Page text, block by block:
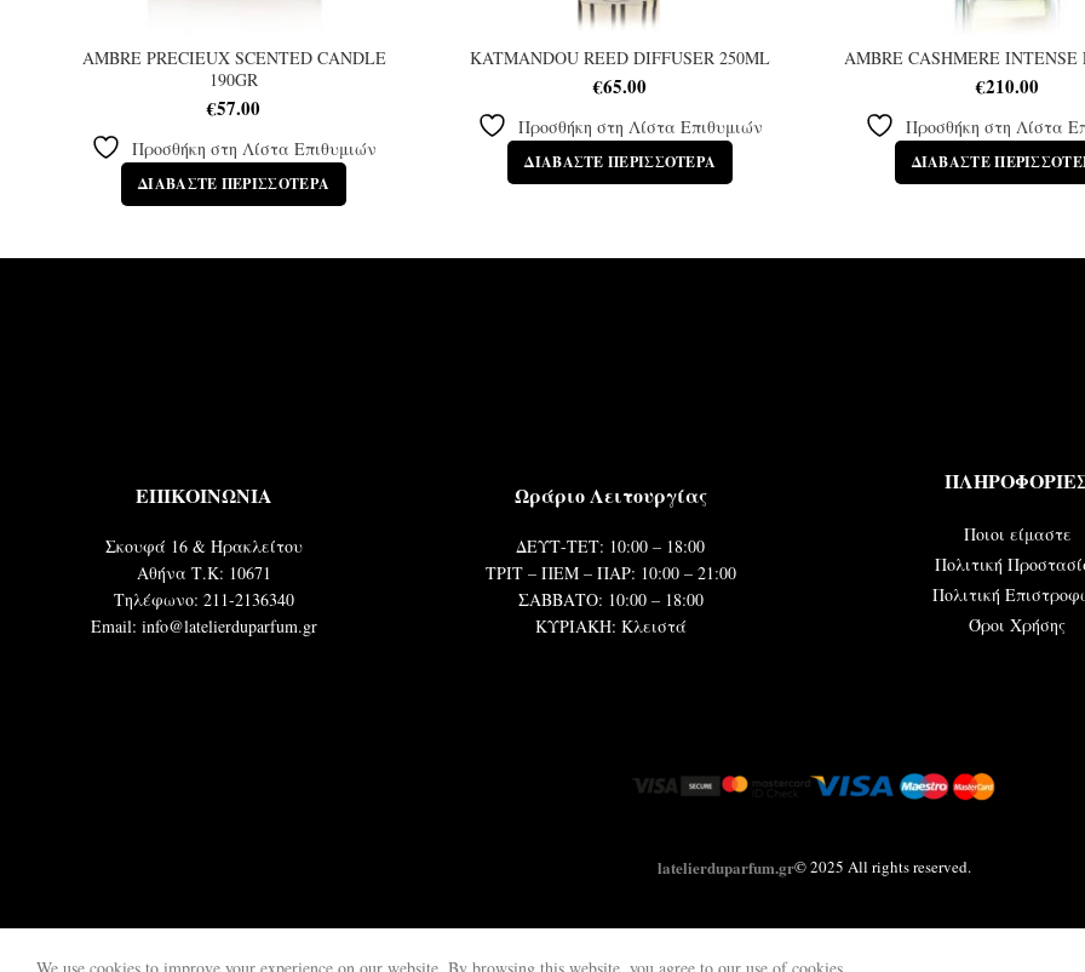
AMBRE PRECIEUX SCENTED CANDLE
190GR
€57.00
Προσθήκη στη Λίστα Επιθυμιών
ΔΙΑΒΆΣΤΕ ΠΕΡΙΣΣΌΤΕΡΑ
KATMANDOU REED DIFFUSER 250ML
€65.00
Προσθήκη στη Λίστα Επιθυμιών
ΔΙΑΒΆΣΤΕ ΠΕΡΙΣΣΌΤΕΡΑ
AMBRE CASHMERE INTENSE
€210.00
Προσθήκη στη Λίστα
ΔΙΑΒΆΣΤΕ
ΕΠΙΚΟΙΝΩΝΙΑ
Σκουφά 16 & Ηρακλείτου
Αθήνα Τ.Κ: 10671
Τηλέφωνο: 211-2136340
Email: info@latelierduparfum.gr
Ωράριο Λειτουργίας
ΔΕΥΤ-ΤΕΤ: 10:00 – 18:00
ΤΡΙΤ – ΠΕΜ – ΠΑΡ: 10:00 – 21:00
ΣΑΒΒΑΤΟ: 10:00 – 18:00
ΚΥΡΙΑΚΗ: Κλειστά
Ποιοι είμαστε
Πολιτική
Πολιτική
Όροι Χρήσης
latelierduparfum.gr© 2025 All rights reserved.